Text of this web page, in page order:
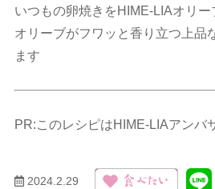
いつもの卵焼きをHIME-LIAオリー
オリーブがフワッと香り立つ上品
ます
PR:このレシピはHIME-LIAアンバ
2024.2.29